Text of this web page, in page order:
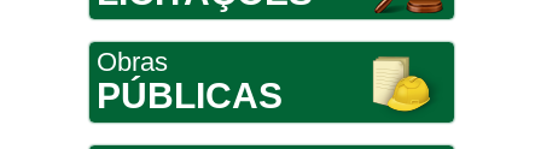
Obras
PÚBLICAS